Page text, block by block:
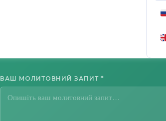
ВАШ МОЛИТОВНИЙ ЗАПИТ *